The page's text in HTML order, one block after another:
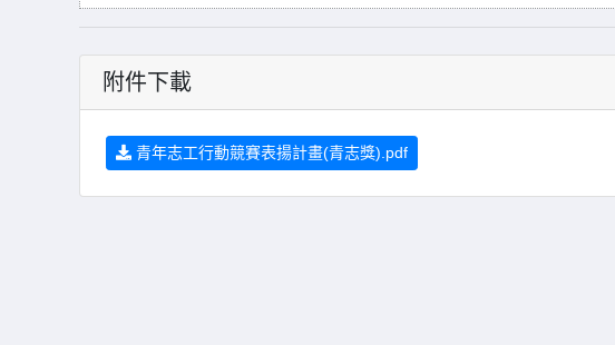
附件下載
青年志工行動競賽表揚計畫(青志獎).pdf